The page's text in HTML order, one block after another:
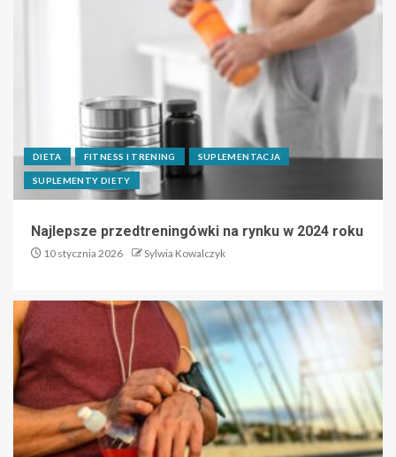
DIETA FITNESS I TRENING SUPLEMENTACJA
SUPLEMENTY DIETY
Najlepsze przedtreningówki na rynku w 2024 roku
10 stycznia 2026 Sylwia Kowalczyk